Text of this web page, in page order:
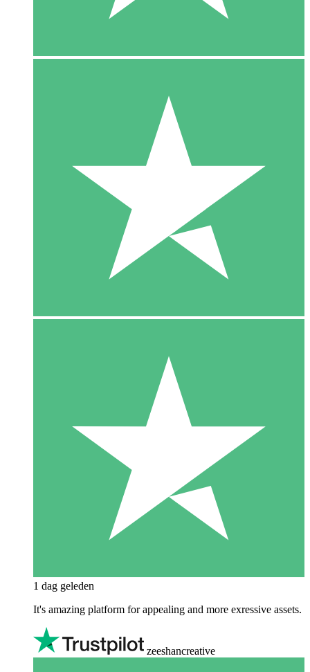
1 dag geleden
It's amazing platform for appealing and more exressive assets.
zeeshancreative